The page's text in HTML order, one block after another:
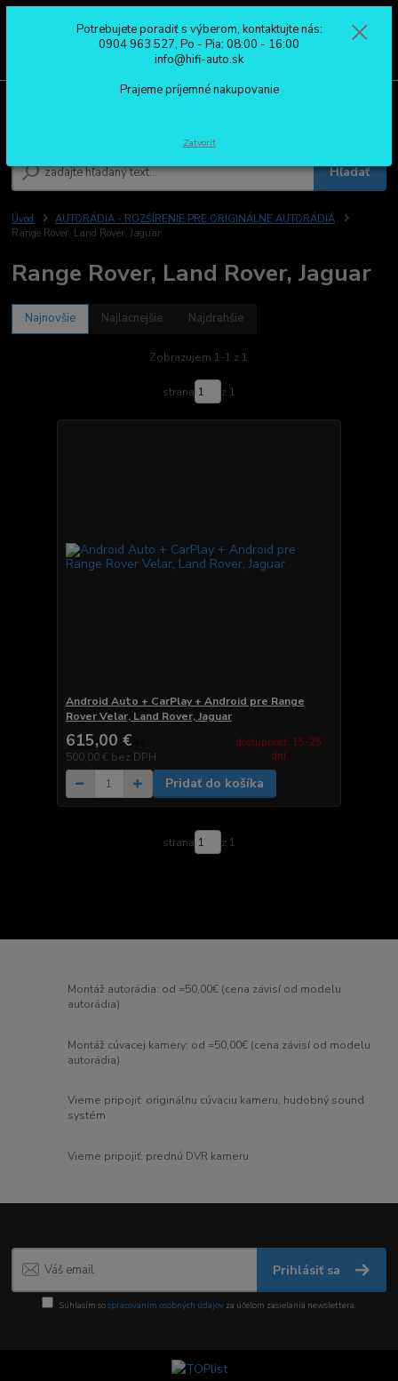
Hľadať
0904 963 527
Po - Pia: 08:00 - 16:00
Úvod
AUTORÁDIA - ROZŠÍRENIE PRE ORIGINÁLNE AUTORÁDIÁ
Range Rover, Land Rover, Jaguar
Range Rover, Land Rover, Jaguar
Najnovšie Najlacnejšie Najdrahšie
Zobrazujem 1-1 z 1
strana z 1
Android Auto + CarPlay + Android pre Range
Rover Velar, Land Rover, Jaguar
615,00 €
500,00 € bez DPH
dostupnosť: 15-25
dní
Pridať do košíka
strana z 1
Montáž autorádia: od =50,00€ (cena závisí od modelu
autorádia)
Montáž cúvacej kamery: od =50,00€ (cena závisí od modelu
autorádia)
Vieme pripojiť: originálnu cúvaciu kameru, hudobný sound
systém
Vieme pripojiť: prednú DVR kameru
Prihlásiť sa
Súhlasím sospracovaním osobných údajov za účelom zasielania newslettera.
Potrebujete poradiť s výberom, kontaktujte nás:
0904 963 527, Po - Pia: 08:00 - 16:00
info@hifi-auto.sk
Prajeme príjemné nakupovanie
Zatvoriť